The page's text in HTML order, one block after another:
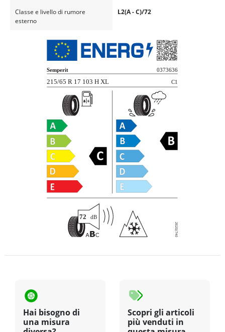
Classe e livello di rumore
esterno
L2(A - C)/72
Hai bisogno di
una misura
Scopri gli articoli
più venduti in